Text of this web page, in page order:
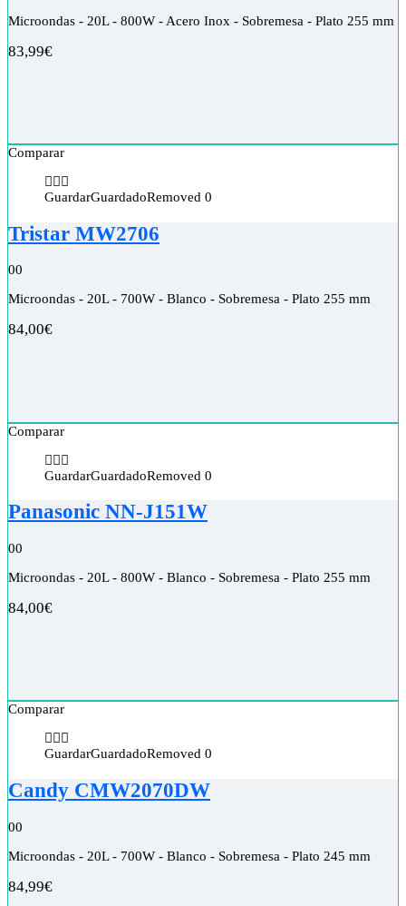
Microondas - 20L - 800W - Acero Inox - Sobremesa - Plato 255 mm
83,99€
Comparar
GuardarGuardadoRemoved 0
Tristar MW2706
00
Microondas - 20L - 700W - Blanco - Sobremesa - Plato 255 mm
84,00€
Comparar
GuardarGuardadoRemoved 0
Panasonic NN-J151W
00
Microondas - 20L - 800W - Blanco - Sobremesa - Plato 255 mm
84,00€
Comparar
GuardarGuardadoRemoved 0
Candy CMW2070DW
00
Microondas - 20L - 700W - Blanco - Sobremesa - Plato 245 mm
84,99€